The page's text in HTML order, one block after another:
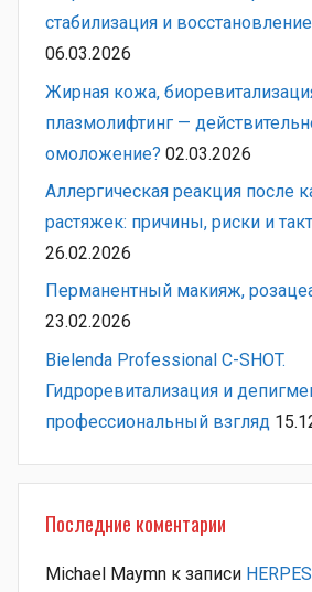
стабилизация и
06.03.2026
Жирная кожа,
плазмолифтинг —
омоложение? 02.03.2026
Аллергическая реакция после
растяжек: причины, риски и
26.02.2026
Перманентный макияж,
23.02.2026
Bielenda Professional C-SHOT.
Гидроревитализация и
профессиональный взгляд
Последние коментарии
Michael Maymn к записи